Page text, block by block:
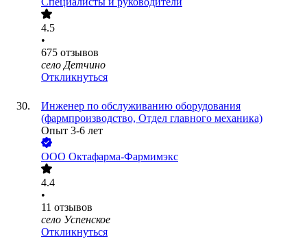
4.5
•
675 отзывов
село Детчино
Откликнуться
Инженер по обслуживанию оборудования
(фармпроизводство, Отдел главного механика)
Опыт 3-6 лет
ООО Октафарма-Фармимэкс
4.4
•
11 отзывов
село Успенское
Откликнуться